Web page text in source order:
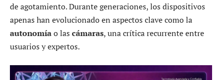
de agotamiento. Durante generaciones, los dispositivos
apenas han evolucionado en aspectos clave como la
autonomíao las cámaras, una crítica recurrente entre
usuarios y expertos.